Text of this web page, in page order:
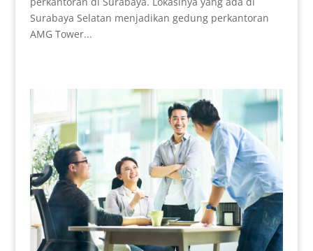
Surabaya Selatan menjadikan gedung perkantoran
AMG Tower...